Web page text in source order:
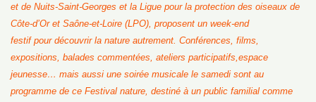
et de Nuits-Saint-Georges et la Ligue pour la protection des oiseaux de
Côte-d’Or et Saône-et-Loire (LPO) , proposent un week-end
festif pour découvrir la nature autrement . Conférences, films,
expositions, balades commentées, ateliers participatifs, espace
jeunesse… mais aussi une soirée musicale le samedi sont au
programme de ce Festival nature, destiné à un public familial comme